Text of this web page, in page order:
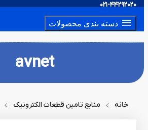
021-44292020
دسته بندی محصولات
avnet
خانه منابع تامین قطعات الکترونیک